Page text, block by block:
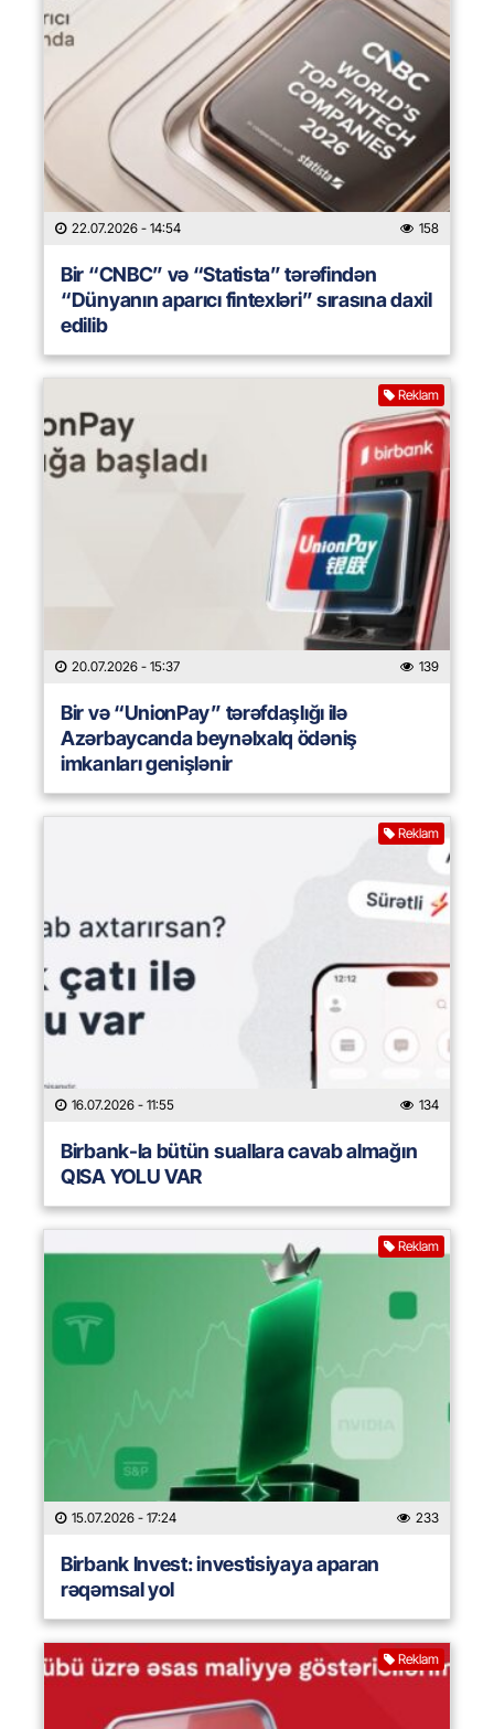
22.07.2026 - 14:54 158
Bir “CNBC” və “Statista” tərəfindən
“Dünyanın aparıcı fintexləri” sırasına daxil
edilib
Reklam
20.07.2026 - 15:37 139
Bir və “UnionPay” tərəfdaşlığı ilə
Azərbaycanda beynəlxalq ödəniş
imkanları genişlənir
Reklam
16.07.2026 - 11:55 134
Birbank-la bütün suallara cavab almağın
QISA YOLU VAR
Reklam
15.07.2026 - 17:24 233
Birbank Invest: investisiyaya aparan
rəqəmsal yol
Reklam